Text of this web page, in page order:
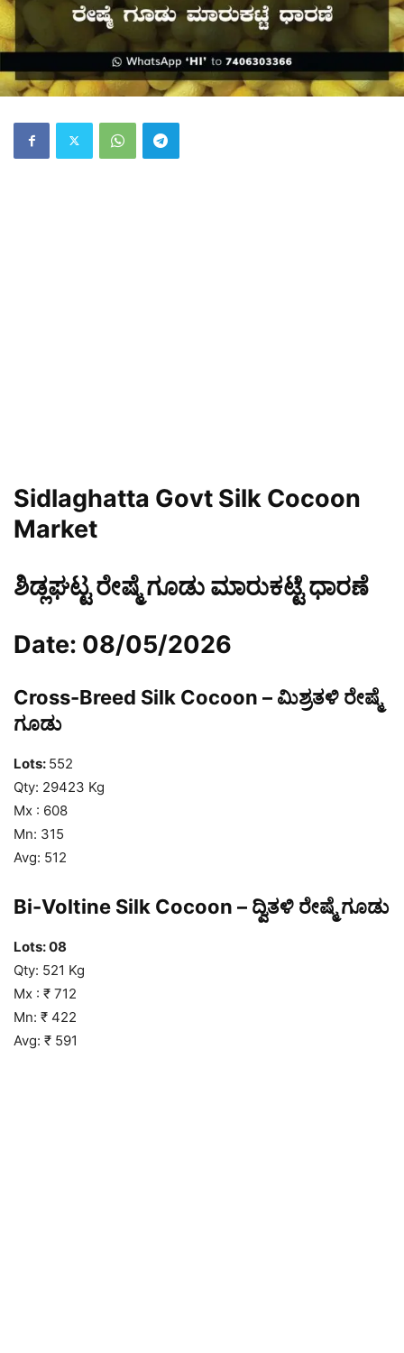
Sidlaghatta Govt Silk Cocoon
Market
ಶಿಡ್ಲಘಟ್ಟ ರೇಷ್ಮೆ ಗೂಡು ಮಾರುಕಟ್ಟೆ ಧಾರಣೆ
Date: 08/05/2026
Cross-Breed Silk Cocoon – ಮಿಶ್ರತಳಿ ರೇಷ್ಮೆ
ಗೂಡು
Lots: 552
Qty: 29423 Kg
Mx : 608
Mn: 315
Avg: 512
Bi-Voltine Silk Cocoon – ದ್ವಿತಳಿ ರೇಷ್ಮೆ ಗೂಡು
Lots: 08
Qty: 521 Kg
Mx : ₹ 712
Mn: ₹ 422
Avg: ₹ 591